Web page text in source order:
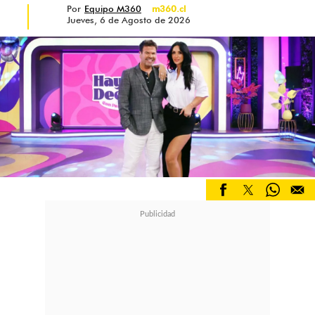
Por Equipo M360
m360.cl
Jueves, 6 de Agosto de 2026